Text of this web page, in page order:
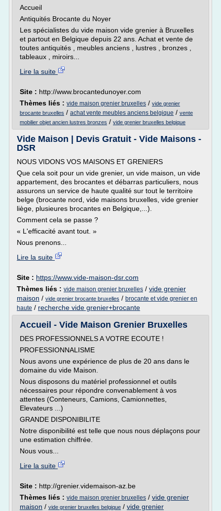
Accueil
Antiquités Brocante du Noyer
Les spécialistes du vide maison vide grenier à Bruxelles
et partout en Belgique depuis 22 ans. Achat et vente de
toutes antiquités , meubles anciens , lustres , bronzes ,
tableaux , miroirs...
Lire la suite
Site : http://www.brocantedunoyer.com
Thèmes liés : vide maison grenier bruxelles / vide grenier
brocante bruxelles / achat vente meubles anciens belgique / vente
mobilier objet ancien lustres bronzes / vide grenier bruxelles belgique
Vide Maison | Devis Gratuit - Vide Maisons -
DSR
NOUS VIDONS VOS MAISONS ET GRENIERS
Que cela soit pour un vide grenier, un vide maison, un vide
appartement, des brocantes et débarras particuliers, nous
assurons un service de haute qualité sur tout le territoire
belge (brocante nord, vide maisons bruxelles, vide grenier
liège, plusieures brocantes en Belgique,...).
Comment cela se passe ?
« L'efficacité avant tout. »
Nous prenons...
Lire la suite
Site : https://www.vide-maison-dsr.com
Thèmes liés : vide maison grenier bruxelles / vide grenier
maison / vide grenier brocante bruxelles / brocante et vide grenier en
haute / recherche vide grenier+brocante
Accueil - Vide Maison Grenier Bruxelles
DES PROFESSIONNELS A VOTRE ECOUTE !
PROFESSIONNALISME
Nous avons une expérience de plus de 20 ans dans le
domaine du vide Maison.
Nous disposons du matériel professionnel et outils
nécessaires pour répondre convenablement à vos
attentes (Conteneurs, Camions, Camionnettes,
Elevateurs ...)
GRANDE DISPONIBILITE
Notre disponibilité est telle que nous nous déplaçons pour
une estimation chiffrée.
Nous vous...
Lire la suite
Site : http://grenier.videmaison-az.be
Thèmes liés : vide maison grenier bruxelles / vide grenier
maison / vide grenier bruxelles belgique / vide grenier